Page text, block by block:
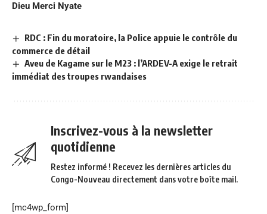
Dieu Merci Nyate
RDC : Fin du moratoire, la Police appuie le contrôle du
commerce de détail
Aveu de Kagame sur le M23 : l’ARDEV-A exige le retrait
immédiat des troupes rwandaises
Inscrivez-vous à la newsletter
quotidienne
Restez informé ! Recevez les dernières articles du
Congo-Nouveau directement dans votre boîte mail.
[mc4wp_form]